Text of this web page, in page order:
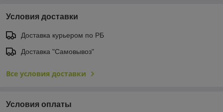
Условия доставки
Доставка курьером по РБ
Доставка "Самовывоз"
Все условия доставки
Условия оплаты